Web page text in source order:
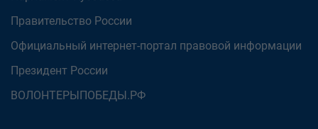
Правительство России
Официальный интернет-портал правовой информации
Президент России
ВОЛОНТЕРЫПОБЕДЫ.РФ